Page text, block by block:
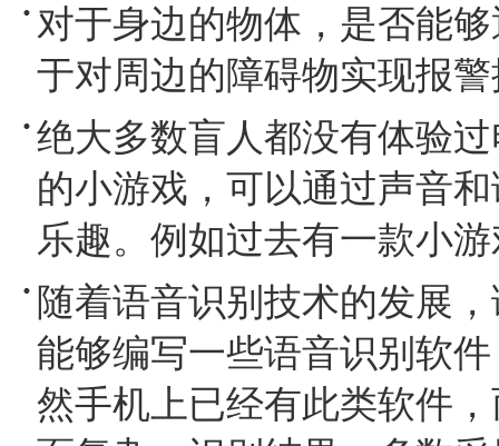
对于身边的物体，是否能
于对周边的障碍物实现报
绝大多数盲人都没有体验
的小游戏，可以通过声音
乐趣。例如过去有一款小
随着语音识别技术的发展
能够编写一些语音识别软
然手机上已经有此类软件